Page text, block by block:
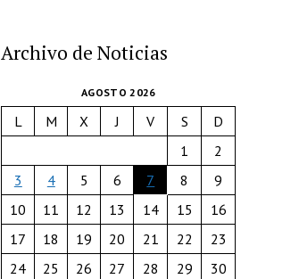
Archivo de Noticias
AGOSTO 2026
L M X J V S
D
1
2
3
4 5 6 7 8
9
10
11 12 13 14 15
16
17
18 19 20 21 22
23
24
25 26 27 28 29
30